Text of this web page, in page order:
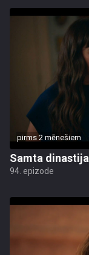
pirms 2 mēnešiem
Samta dinastija
94. epizode